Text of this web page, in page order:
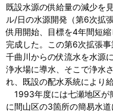
既設水源の供給量の減少を
ル/日の水源開発（第6次拡
供用開始、目標を4年間短
完成した。この第6次拡張
千曲川からの伏流水を水源
浄水場に導水、そこで浄水
れ、既設の配水系統により
1993年度には七瀬地区が
に間山区の3箇所の簡易水